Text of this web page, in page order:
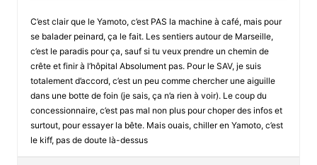
C’est clair que le Yamoto, c’est PAS la machine à café, mais pour
se balader peinard, ça le fait. Les sentiers autour de Marseille,
c’est le paradis pour ça, sauf si tu veux prendre un chemin de
crête et finir à l’hôpital Absolument pas. Pour le SAV, je suis
totalement d’accord, c’est un peu comme chercher une aiguille
dans une botte de foin (je sais, ça n’a rien à voir). Le coup du
concessionnaire, c’est pas mal non plus pour choper des infos et
surtout, pour essayer la bête. Mais ouais, chiller en Yamoto, c’est
le kiff, pas de doute là-dessus